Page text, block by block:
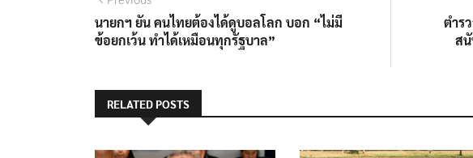
เรื่อง
post:
นายกฯ ยัน คนไทยต้องได้ดูบอลโลก บอก “ไม่มี
ข้อยกเว้น ทำได้เหมือนทุกรัฐบาล”
ตำร
สนั
RELATED POSTS